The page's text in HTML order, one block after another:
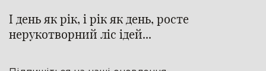
І день як рік, і рік як день, росте
нерукотворний ліс ідей...